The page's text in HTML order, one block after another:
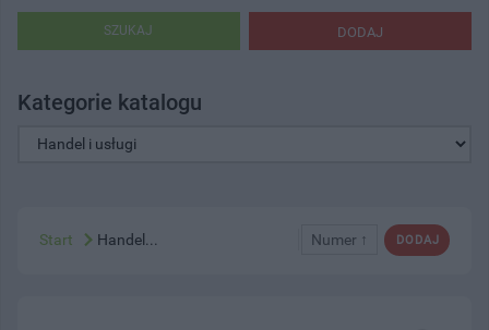
DODAJ
SZUKAJ
Kategorie katalogu
DODAJ
Numer ↑
Start Handel...